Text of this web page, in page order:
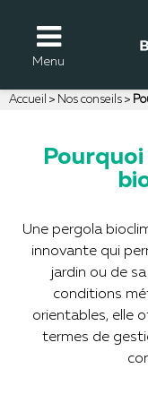
Menu
Accueil Nos conseils
Une pergola
innovante qui
jardin ou de
conditions
orientables, elle
termes de